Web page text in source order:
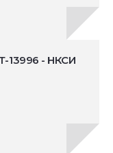
13996 - НКСИ